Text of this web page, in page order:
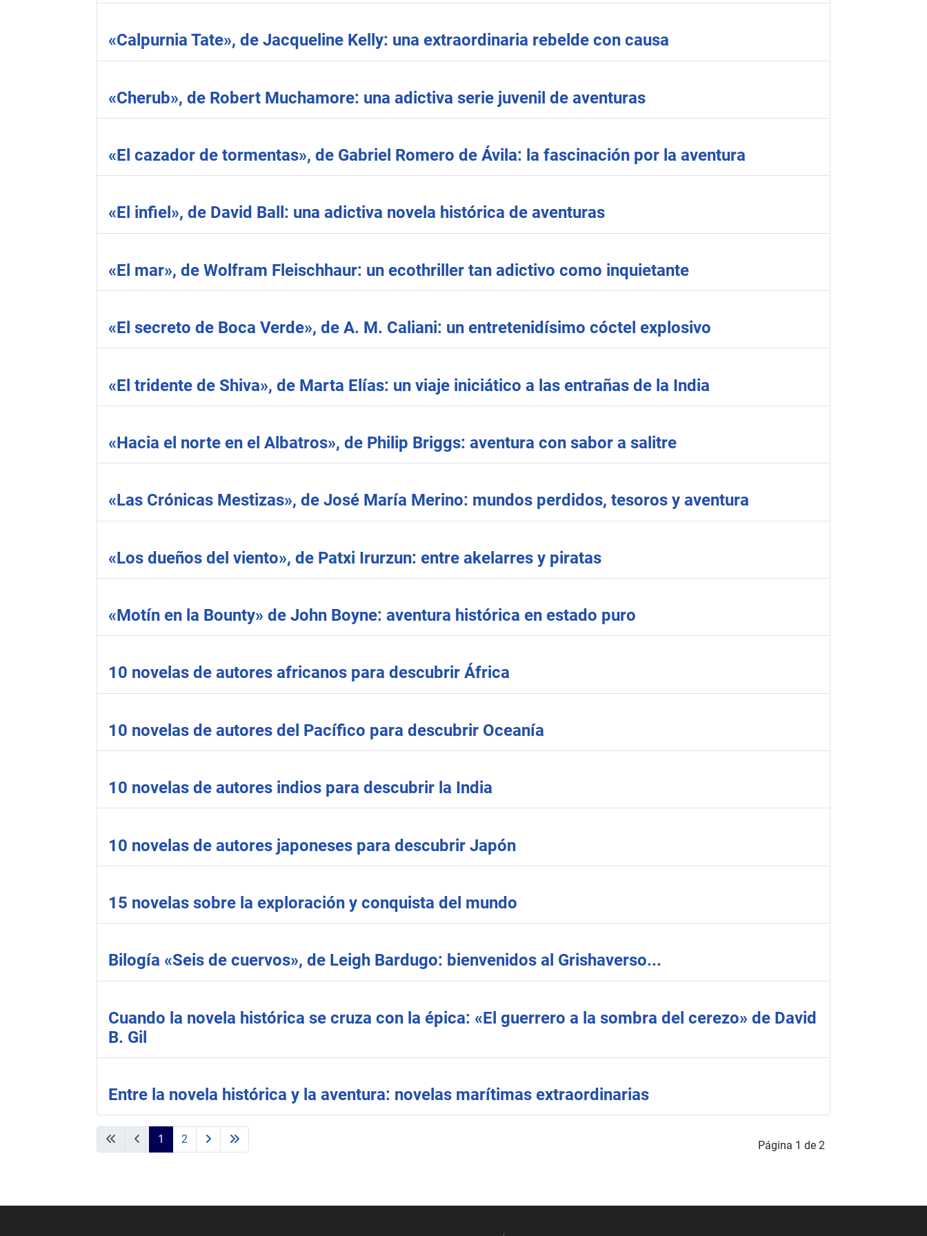
«Calpurnia Tate», de Jacqueline Kelly: una extraordinaria rebelde con causa
«Cherub», de Robert Muchamore: una adictiva serie juvenil de aventuras
«El cazador de tormentas», de Gabriel Romero de Ávila: la fascinación por la aventura
«El infiel», de David Ball: una adictiva novela histórica de aventuras
«El mar», de Wolfram Fleischhaur: un ecothriller tan adictivo como inquietante
«El secreto de Boca Verde», de A. M. Caliani: un entretenidísimo cóctel explosivo
«El tridente de Shiva», de Marta Elías: un viaje iniciático a las entrañas de la India
«Hacia el norte en el Albatros», de Philip Briggs: aventura con sabor a salitre
«Las Crónicas Mestizas», de José María Merino: mundos perdidos, tesoros y aventura
«Los dueños del viento», de Patxi Irurzun: entre akelarres y piratas
«Motín en la Bounty» de John Boyne: aventura histórica en estado puro
10 novelas de autores africanos para descubrir África
10 novelas de autores del Pacífico para descubrir Oceanía
10 novelas de autores indios para descubrir la India
10 novelas de autores japoneses para descubrir Japón
15 novelas sobre la exploración y conquista del mundo
Bilogía «Seis de cuervos», de Leigh Bardugo: bienvenidos al Grishaverso...
Cuando la novela histórica se cruza con la épica: «El guerrero a la sombra del cerezo» de David
B. Gil
Entre la novela histórica y la aventura: novelas marítimas extraordinarias
Página 1 de 2
1 2